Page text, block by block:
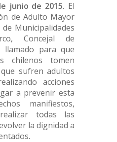
junio de 2015. El
de Adulto Mayor
Municipalidades
Concejal de
llamado para que
tomen
sufren adultos
acciones
a prevenir esta
manifiestos,
todas las
la dignidad a